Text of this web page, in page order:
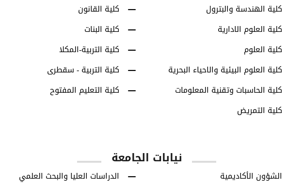
كلية القانون
كلية البنات
كلية التربية-المكلا
كلية التربية - سقطرى
كلية التعليم المفتوح
كلية الهندسة والبترول
كلية العلوم الادارية
كلية العلوم
كلية العلوم البيئية والاحياء البحرية
كلية الحاسبات وتقنية المعلومات
كلية التمريض
نيابات الجامعة
الدراسات العليا والبحث العلمي
الشؤون الأكاديمية